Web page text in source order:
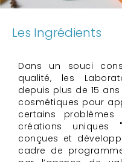
Les Ingrédients
Dans un souci
qualité, les
depuis plus de 15
cosmétiques pour
certains problèmes
créations
conçues et
cadre de